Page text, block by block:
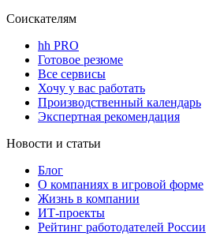
Соискателям
hh PRO
Готовое резюме
Все сервисы
Хочу у вас работать
Производственный календарь
Экспертная рекомендация
Новости и статьи
Блог
О компаниях в игровой форме
Жизнь в компании
ИТ-проекты
Рейтинг работодателей России